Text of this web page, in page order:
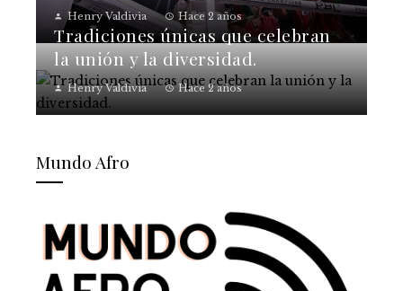
Henry Valdivia Hace 2 años
Tradiciones únicas que celebran
la unión y la diversidad.
Henry Valdivia Hace 2 años
Mundo Afro